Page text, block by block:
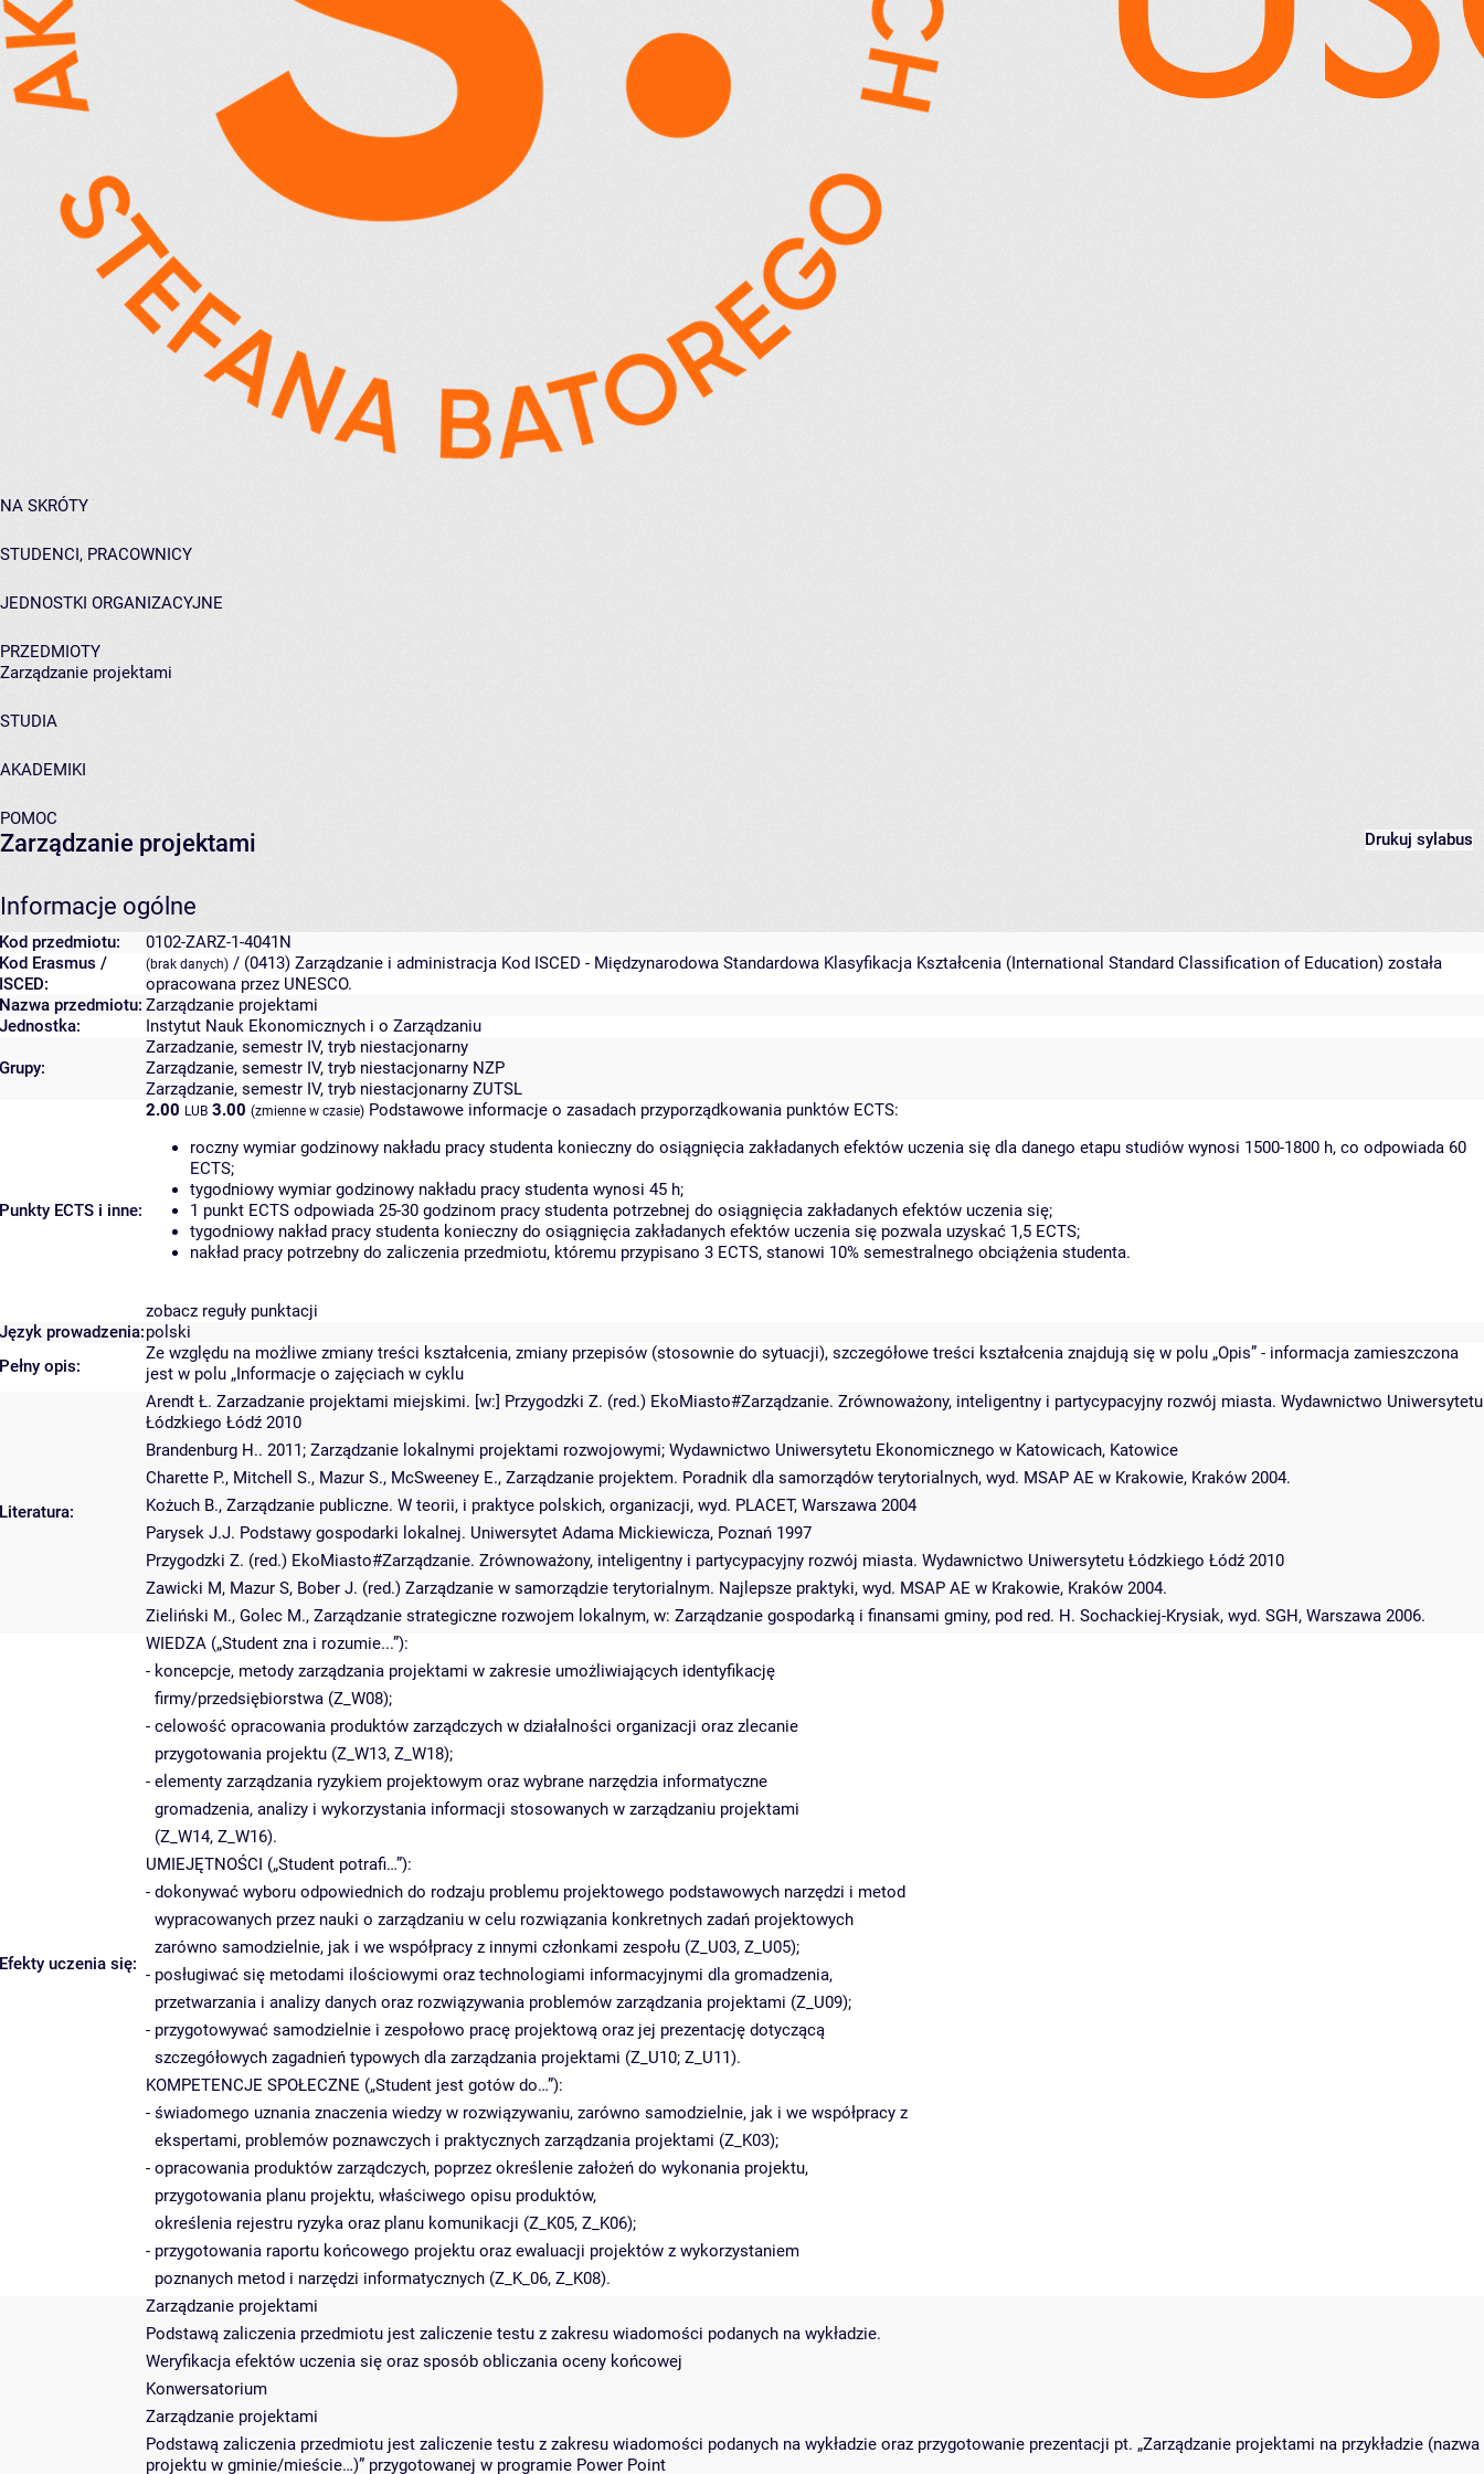
NA SKRÓTY
STUDENCI, PRACOWNICY
JEDNOSTKI ORGANIZACYJNE
PRZEDMIOTY
Zarządzanie projektami
STUDIA
AKADEMIKI
POMOC
Drukuj sylabus
Zarządzanie projektami
Informacje ogólne
Kod przedmiotu:
0102-ZARZ-1-4041N
Kod Erasmus /
ISCED:
(brak danych) / (0413) Zarządzanie i administracja Kod ISCED - Międzynarodowa Standardowa Klasyfikacja Kształcenia (International Standard Classification of Education) została
opracowana przez UNESCO.
Nazwa przedmiotu: Zarządzanie projektami
Jednostka:
Instytut Nauk Ekonomicznych i o Zarządzaniu
Grupy:
Zarzadzanie, semestr IV, tryb niestacjonarny
Zarządzanie, semestr IV, tryb niestacjonarny NZP
Zarządzanie, semestr IV, tryb niestacjonarny ZUTSL
Punkty ECTS i inne:
2.00 LUB 3.00 (zmienne w czasie) Podstawowe informacje o zasadach przyporządkowania punktów ECTS:
roczny wymiar godzinowy nakładu pracy studenta konieczny do osiągnięcia zakładanych efektów uczenia się dla danego etapu studiów wynosi 1500-1800 h, co odpowiada 60
ECTS;
tygodniowy wymiar godzinowy nakładu pracy studenta wynosi 45 h;
1 punkt ECTS odpowiada 25-30 godzinom pracy studenta potrzebnej do osiągnięcia zakładanych efektów uczenia się;
tygodniowy nakład pracy studenta konieczny do osiągnięcia zakładanych efektów uczenia się pozwala uzyskać 1,5 ECTS;
nakład pracy potrzebny do zaliczenia przedmiotu, któremu przypisano 3 ECTS, stanowi 10% semestralnego obciążenia studenta.
zobacz reguły punktacji
Język prowadzenia:polski
Pełny opis:
Ze względu na możliwe zmiany treści kształcenia, zmiany przepisów (stosownie do sytuacji), szczegółowe treści kształcenia znajdują się w polu „Opis” - informacja zamieszczona
jest w polu „Informacje o zajęciach w cyklu
Literatura:
Arendt Ł. Zarzadzanie projektami miejskimi. [w:] Przygodzki Z. (red.) EkoMiasto#Zarządzanie. Zrównoważony, inteligentny i partycypacyjny rozwój miasta. Wydawnictwo Uniwersytetu
Łódzkiego Łódź 2010
Brandenburg H.. 2011; Zarządzanie lokalnymi projektami rozwojowymi; Wydawnictwo Uniwersytetu Ekonomicznego w Katowicach, Katowice
Charette P., Mitchell S., Mazur S., McSweeney E., Zarządzanie projektem. Poradnik dla samorządów terytorialnych, wyd. MSAP AE w Krakowie, Kraków 2004.
Kożuch B., Zarządzanie publiczne. W teorii, i praktyce polskich, organizacji, wyd. PLACET, Warszawa 2004
Parysek J.J. Podstawy gospodarki lokalnej. Uniwersytet Adama Mickiewicza, Poznań 1997
Przygodzki Z. (red.) EkoMiasto#Zarządzanie. Zrównoważony, inteligentny i partycypacyjny rozwój miasta. Wydawnictwo Uniwersytetu Łódzkiego Łódź 2010
Zawicki M, Mazur S, Bober J. (red.) Zarządzanie w samorządzie terytorialnym. Najlepsze praktyki, wyd. MSAP AE w Krakowie, Kraków 2004.
Zieliński M., Golec M., Zarządzanie strategiczne rozwojem lokalnym, w: Zarządzanie gospodarką i finansami gminy, pod red. H. Sochackiej-Krysiak, wyd. SGH, Warszawa 2006.
Efekty uczenia się:
WIEDZA („Student zna i rozumie...”):
- koncepcje, metody zarządzania projektami w zakresie umożliwiających identyfikację
firmy/przedsiębiorstwa (Z_W08);
- celowość opracowania produktów zarządczych w działalności organizacji oraz zlecanie
przygotowania projektu (Z_W13, Z_W18);
- elementy zarządzania ryzykiem projektowym oraz wybrane narzędzia informatyczne
gromadzenia, analizy i wykorzystania informacji stosowanych w zarządzaniu projektami
(Z_W14, Z_W16).
UMIEJĘTNOŚCI („Student potrafi…”):
- dokonywać wyboru odpowiednich do rodzaju problemu projektowego podstawowych narzędzi i metod
wypracowanych przez nauki o zarządzaniu w celu rozwiązania konkretnych zadań projektowych
zarówno samodzielnie, jak i we współpracy z innymi członkami zespołu (Z_U03, Z_U05);
- posługiwać się metodami ilościowymi oraz technologiami informacyjnymi dla gromadzenia,
przetwarzania i analizy danych oraz rozwiązywania problemów zarządzania projektami (Z_U09);
- przygotowywać samodzielnie i zespołowo pracę projektową oraz jej prezentację dotyczącą
szczegółowych zagadnień typowych dla zarządzania projektami (Z_U10; Z_U11).
KOMPETENCJE SPOŁECZNE („Student jest gotów do…”):
- świadomego uznania znaczenia wiedzy w rozwiązywaniu, zarówno samodzielnie, jak i we współpracy z
ekspertami, problemów poznawczych i praktycznych zarządzania projektami (Z_K03);
- opracowania produktów zarządczych, poprzez określenie założeń do wykonania projektu,
przygotowania planu projektu, właściwego opisu produktów,
określenia rejestru ryzyka oraz planu komunikacji (Z_K05, Z_K06);
- przygotowania raportu końcowego projektu oraz ewaluacji projektów z wykorzystaniem
poznanych metod i narzędzi informatycznych (Z_K_06, Z_K08).
Zarządzanie projektami
Podstawą zaliczenia przedmiotu jest zaliczenie testu z zakresu wiadomości podanych na wykładzie.
Weryfikacja efektów uczenia się oraz sposób obliczania oceny końcowej
Konwersatorium
Zarządzanie projektami
Podstawą zaliczenia przedmiotu jest zaliczenie testu z zakresu wiadomości podanych na wykładzie oraz przygotowanie prezentacji pt. „Zarządzanie projektami na przykładzie (nazwa
projektu w gminie/mieście…)” przygotowanej w programie Power Point